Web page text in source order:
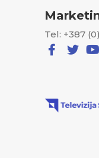
Tel: +387